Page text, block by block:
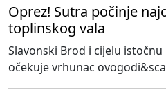
Oprez! Sutra počinje
toplinskog vala
Slavonski Brod i cijelu
očekuje vrhunac